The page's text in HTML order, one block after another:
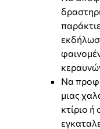
Να
μιας
κτίριο ή